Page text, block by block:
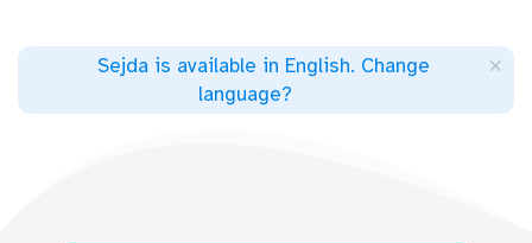
Sejda is available in English. Change
language?
×